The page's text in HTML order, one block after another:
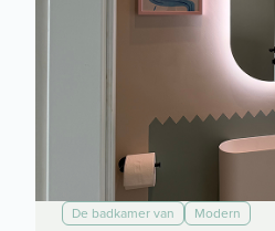
De badkamer van Modern